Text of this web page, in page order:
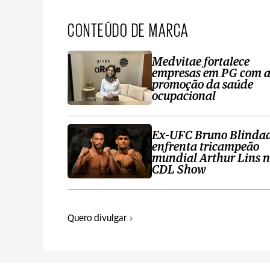
CONTEÚDO DE MARCA
Medvitae fortalece
empresas em PG com a
promoção da saúde
ocupacional
Ex-UFC Bruno
enfrenta tricampeão
mundial Arthur Lins
CDL Show
Quero divulgar